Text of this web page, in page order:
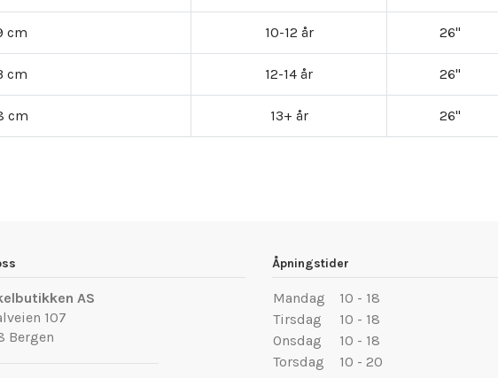
cm 10-12 år 26"
cm 12-14 år 26"
cm 13+ år 26"
AS
107
Bergen
Åpningstider
Mandag
10 - 18
Tirsdag
10 - 18
Onsdag
10 - 18
Torsdag
10 - 20